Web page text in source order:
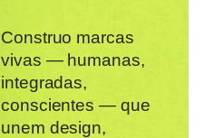
Construo marcas
vivas — humanas,
integradas,
conscientes — que
unem design,